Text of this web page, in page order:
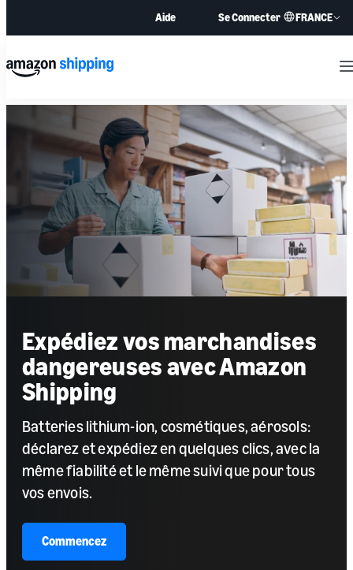
Aide Se Connecter FRANCE
Expédiez vos marchandises
dangereuses avec Amazon
Shipping
Batteries lithium-ion, cosmétiques, aérosols:
déclarez et expédiez en quelques clics, avec la
même fiabilité et le même suivi que pour tous
vos envois.
Commencez